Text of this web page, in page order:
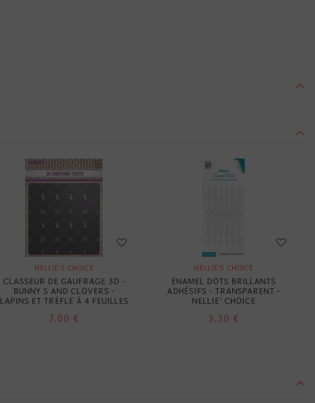
NELLIE'S CHOICE
CLASSEUR DE GAUFRAGE 3D -
BUNNY S AND CLOVERS -
LAPINS ET TRÈFLE À 4 FEUILLES
7,00 €
NELLIE'S CHOICE
ENAMEL DOTS BRILLANTS
ADHÉSIFS - TRANSPARENT -
NELLIE' CHOICE
3,30 €